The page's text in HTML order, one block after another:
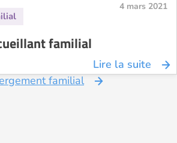
4 mars 2021
familial
Lire la suite
familial